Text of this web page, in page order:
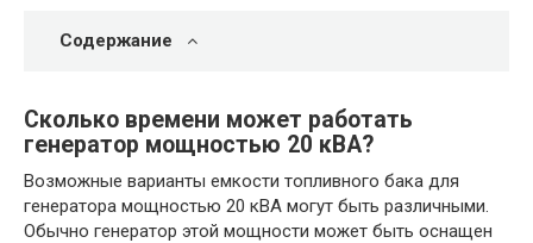
Содержание
Сколько времени может работать
генератор мощностью 20 кВА?
Возможные варианты емкости топливного бака для
генератора мощностью 20 кВА могут быть различными.
Обычно генератор этой мощности может быть оснащен